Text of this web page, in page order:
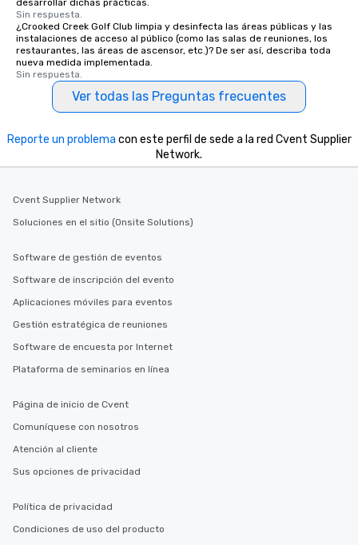
desarrollar dichas prácticas.
Sin respuesta.
¿Crooked Creek Golf Club limpia y desinfecta las áreas públicas y las
instalaciones de acceso al público (como las salas de reuniones, los
restaurantes, las áreas de ascensor, etc.)? De ser así, describa toda
nueva medida implementada.
Sin respuesta.
Ver todas las Preguntas frecuentes
Reporte un problema con este perfil de sede a la red Cvent Supplier
Network.
Cvent Supplier Network
Soluciones en el sitio (Onsite Solutions)
Software de gestión de eventos
Software de inscripción del evento
Aplicaciones móviles para eventos
Gestión estratégica de reuniones
Software de encuesta por Internet
Plataforma de seminarios en línea
Página de inicio de Cvent
Comuníquese con nosotros
Atención al cliente
Sus opciones de privacidad
Política de privacidad
Condiciones de uso del producto